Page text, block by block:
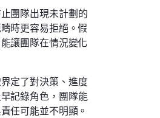
團隊出現未計劃的
時更容易拒絕。假
讓團隊在情況變化
定了對決策、進度
記錄角色，團隊能
任可能並不明顯。